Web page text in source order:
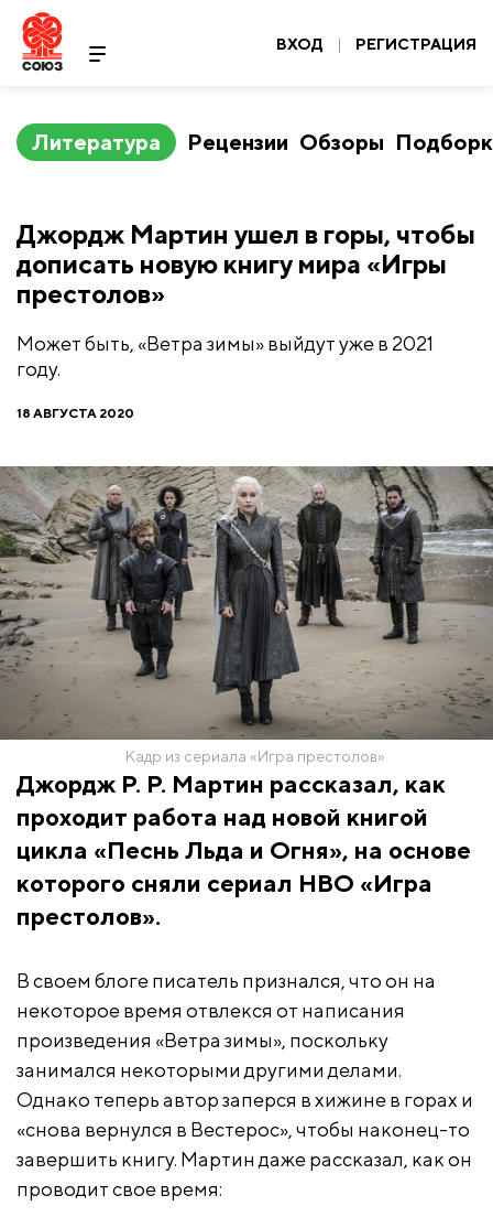
ВХОД | РЕГИСТРАЦИЯ
Литература Рецензии Обзоры
Джордж Мартин ушел в горы, чтобы
дописать новую книгу мира «Игры
престолов»
Может быть, «Ветра зимы» выйдут уже в 2021
году.
18 АВГУСТА 2020
Кадр из сериала «Игра престолов»
Джордж Р. Р. Мартин рассказал, как
проходит работа над новой книгой
цикла «Песнь Льда и Огня», на основе
которого сняли сериал HBO «Игра
престолов».
В своем блоге писатель признался, что он на
некоторое время отвлекся от написания
произведения «Ветра зимы», поскольку
занимался некоторыми другими делами.
Однако теперь автор заперся в хижине в горах и
«снова вернулся в Вестерос», чтобы наконец-то
завершить книгу. Мартин даже рассказал, как он
проводит свое время: